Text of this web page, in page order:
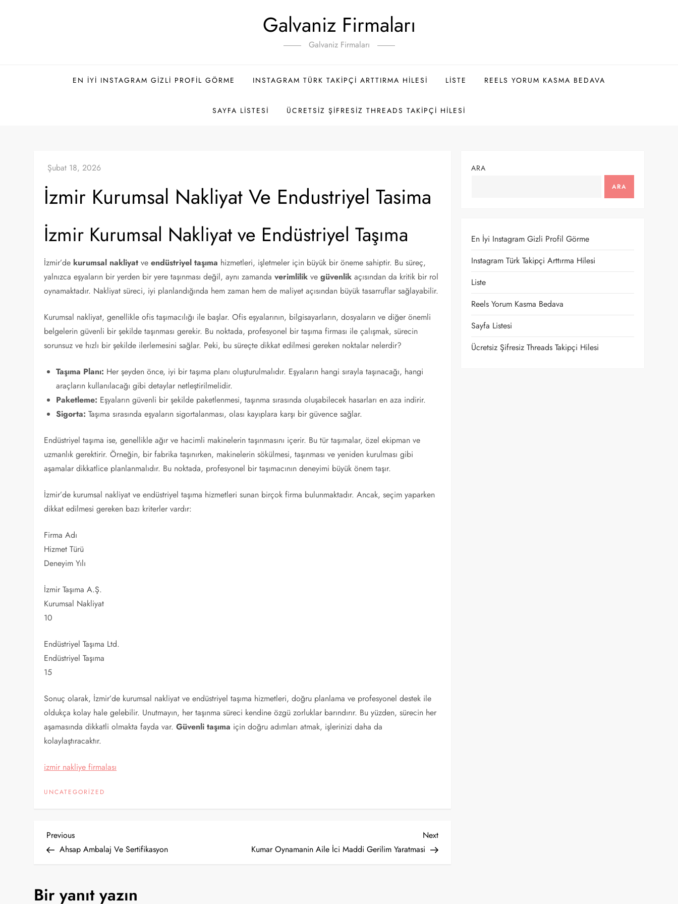
Galvaniz Firmaları
Galvaniz Firmaları
EN İYI INSTAGRAM GIZLI PROFIL GÖRME INSTAGRAM TÜRK TAKIPÇI ARTTIRMA HILESI LISTE REELS YORUM KASMA BEDAVA
SAYFA LISTESI ÜCRETSIZ ŞIFRESIZ THREADS TAKIPÇI HILESI
İzmir Kurumsal Nakliyat Ve Endustriyel Tasima
İzmir Kurumsal Nakliyat ve Endüstriyel Taşıma
İzmir’de kurumsal nakliyat veendüstriyel taşıma hizmetleri, işletmeler için büyük bir öneme sahiptir. Bu süreç,
yalnızca eşyaların bir yerden bir yere taşınması değil, aynı zamandaverimlilik vegüvenlik açısından da kritik bir rol
oynamaktadır. Nakliyat süreci, iyi planlandığında hem zaman hem de maliyet açısından büyük tasarruflar sağlayabilir.
Kurumsal nakliyat, genellikle ofis taşımacılığı ile başlar. Ofis eşyalarının, bilgisayarların, dosyaların ve diğer önemli
belgelerin güvenli bir şekilde taşınması gerekir. Bu noktada, profesyonel bir taşıma firması ile çalışmak, sürecin
sorunsuz ve hızlı bir şekilde ilerlemesini sağlar. Peki, bu süreçte dikkat edilmesi gereken noktalar nelerdir?
Taşıma Planı: Her şeyden önce, iyi bir taşıma planı oluşturulmalıdır. Eşyaların hangi sırayla taşınacağı, hangi
araçların kullanılacağı gibi detaylar netleştirilmelidir.
Paketleme: Eşyaların güvenli bir şekilde paketlenmesi, taşınma sırasında oluşabilecek hasarları en aza indirir.
Sigorta: Taşıma sırasında eşyaların sigortalanması, olası kayıplara karşı bir güvence sağlar.
Endüstriyel taşıma ise, genellikle ağır ve hacimli makinelerin taşınmasını içerir. Bu tür taşımalar, özel ekipman ve
uzmanlık gerektirir. Örneğin, bir fabrika taşınırken, makinelerin sökülmesi, taşınması ve yeniden kurulması gibi
aşamalar dikkatlice planlanmalıdır. Bu noktada, profesyonel bir taşımacının deneyimi büyük önem taşır.
İzmir’de kurumsal nakliyat ve endüstriyel taşıma hizmetleri sunan birçok firma bulunmaktadır. Ancak, seçim yaparken
dikkat edilmesi gereken bazı kriterler vardır:
Firma Adı
Hizmet Türü
Deneyim Yılı
İzmir Taşıma A.Ş.
Kurumsal Nakliyat
10
Endüstriyel Taşıma Ltd.
Endüstriyel Taşıma
15
Sonuç olarak, İzmir’de kurumsal nakliyat ve endüstriyel taşıma hizmetleri, doğru planlama ve profesyonel destek ile
oldukça kolay hale gelebilir. Unutmayın, her taşınma süreci kendine özgü zorluklar barındırır. Bu yüzden, sürecin her
aşamasında dikkatli olmakta fayda var.Güvenli taşıma için doğru adımları atmak, işlerinizi daha da
kolaylaştıracaktır.
izmir nakliye firmalası
UNCATEGORIZED
Y
z
Previous
Post
Previous
Ahsap Ambalaj Ve Sertifikasyon
Next
Post
Next
Kumar Oynamanin Aile İci Maddi Gerilim Yaratmasi
Bir yanıt yazın
ARA
ARA
En İyi Instagram Gizli Profil Görme
Instagram Türk Takipçi Arttırma Hilesi
Liste
Reels Yorum Kasma Bedava
Sayfa Listesi
Ücretsiz Şifresiz Threads Takipçi Hilesi